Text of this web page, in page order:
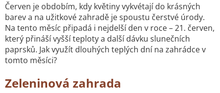
Červen je obdobím, kdy květiny vykvétají do krásných
barev a na užitkové zahradě je spoustu čerstvé úrody.
Na tento měsíc připadá i nejdelší den v roce – 21. červen,
který přináší vyšší teploty a další dávku slunečních
paprsků. Jak využít dlouhých teplých dní na zahrádce v
tomto měsíci?
Zeleninová zahrada